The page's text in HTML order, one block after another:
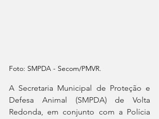
Foto: SMPDA - Secom/PMVR.
A Secretaria Municipal de Proteção e
Defesa Animal (SMPDA) de Volta
Redonda, em conjunto com a Polícia